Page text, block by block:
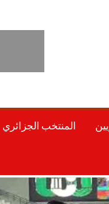
المنتخب الجزائري